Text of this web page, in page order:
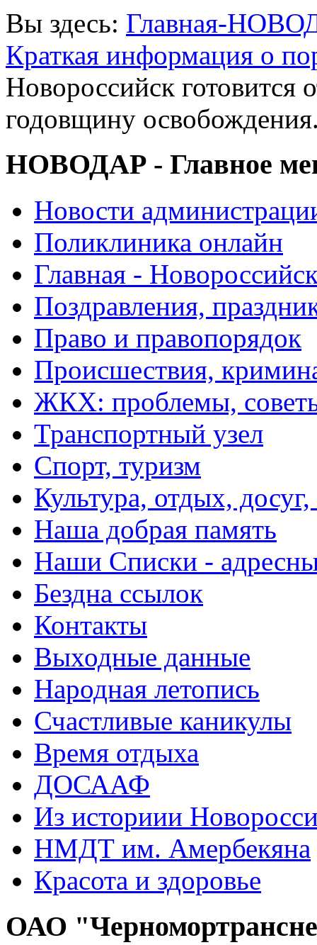
Вы здесь: Главная-
Краткая информация о
Новороссийск готовится
годовщину
НОВОДАР - Главное
Новости
Поликлиника онлайн
Главная -
Поздравления,
Право и правопорядок
Происшествия,
ЖКХ: проблемы,
Транспортный узел
Спорт, туризм
Культура, отдых,
Наша добрая память
Наши Списки -
Бездна ссылок
Контакты
Выходные данные
Народная летопись
Счастливые каникулы
Время отдыха
ДОСААФ
Из историии
НМДТ им. Амербекяна
Красота и здоровье
ОАО